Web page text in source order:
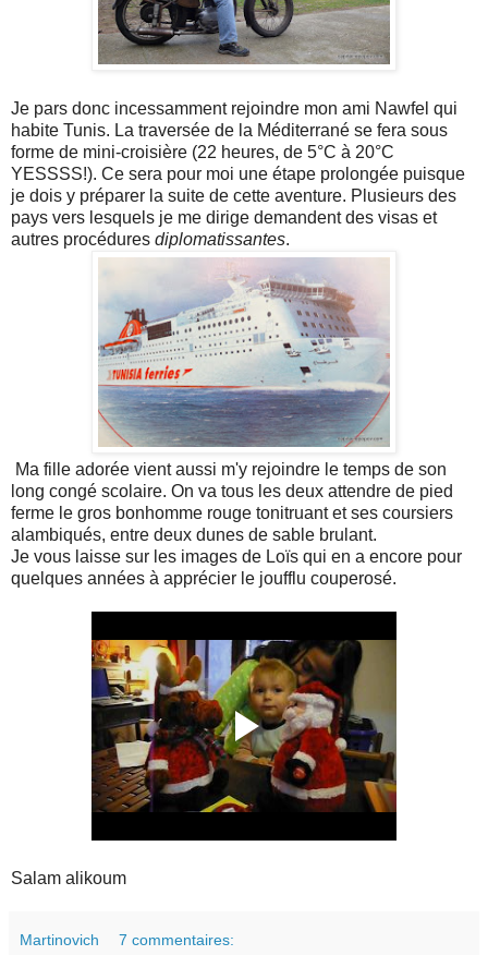
Je pars donc incessamment rejoindre mon ami Nawfel qui
habite Tunis. La traversée de la Méditerrané se fera sous
forme de mini-croisière (22 heures, de 5°C à 20°C
YESSSS!). Ce sera pour moi une étape prolongée puisque
je dois y préparer la suite de cette aventure. Plusieurs des
pays vers lesquels je me dirige demandent des visas et
autres procédures diplomatissantes.
Ma fille adorée vient aussi m'y rejoindre le temps de son
long congé scolaire. On va tous les deux attendre de pied
ferme le gros bonhomme rouge tonitruant et ses coursiers
alambiqués, entre deux dunes de sable brulant.
Je vous laisse sur les images de Loïs qui en a encore pour
quelques années à apprécier le joufflu couperosé.
Salam alikoum
Martinovich 7 commentaires: